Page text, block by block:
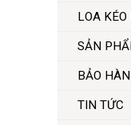
LOA
SẢN
BẢO
TIN TỨC